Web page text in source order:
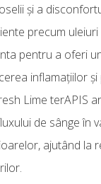
și a
precum
pentru a oferi
inflamațiilor
Lime terAPIS
de sânge în
ajutând la